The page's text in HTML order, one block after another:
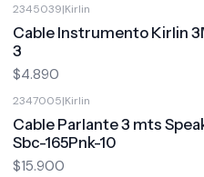
2345039|Kirlin
Cable Instrumento Kirlin
3
$4.890
2347005|Kirlin
Cable Parlante 3 mts
Sbc-165Pnk-10
$15.900